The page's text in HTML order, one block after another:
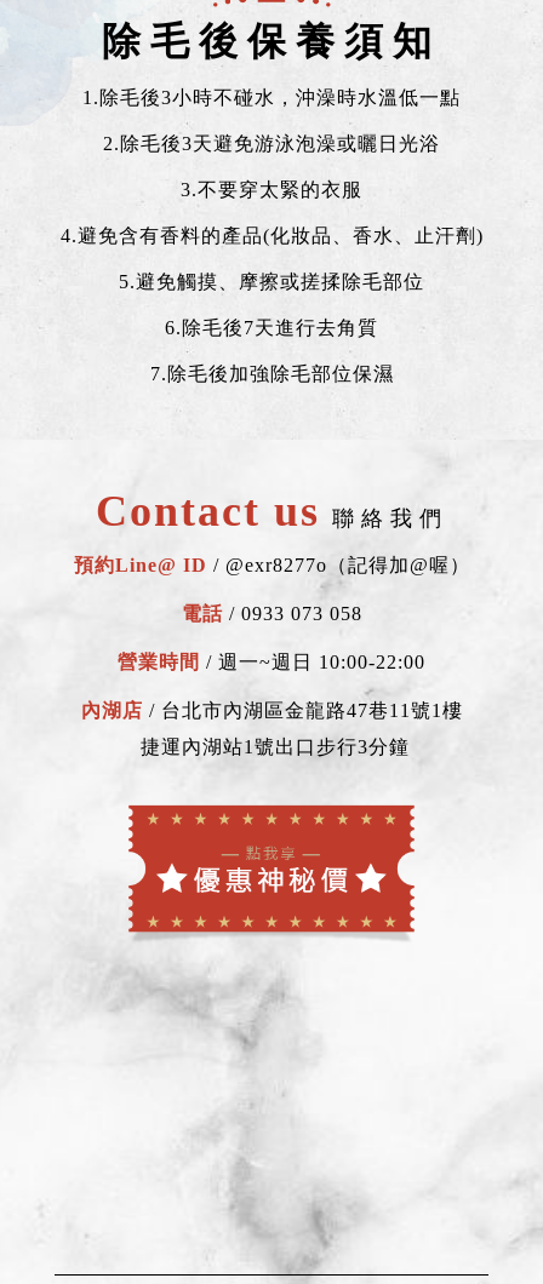
除毛後保養須知
1.除毛後3小時不碰水，沖澡時水溫低一點
2.除毛後3天避免游泳泡澡或曬日光浴
3.不要穿太緊的衣服
4.避免含有香料的產品(化妝品、香水、止汗劑)
5.避免觸摸、摩擦或搓揉除毛部位
6.除毛後7天進行去角質
7.除毛後加強除毛部位保濕
Contact us 聯絡我們
預約Line@ ID / @exr8277o（記得加@喔）
電話/ 0933 073 058
營業時間 / 週一~週日 10:00-22:00
內湖店 / 台北市內湖區金龍路47巷11號1樓
捷運內湖站1號出口步行3分鐘